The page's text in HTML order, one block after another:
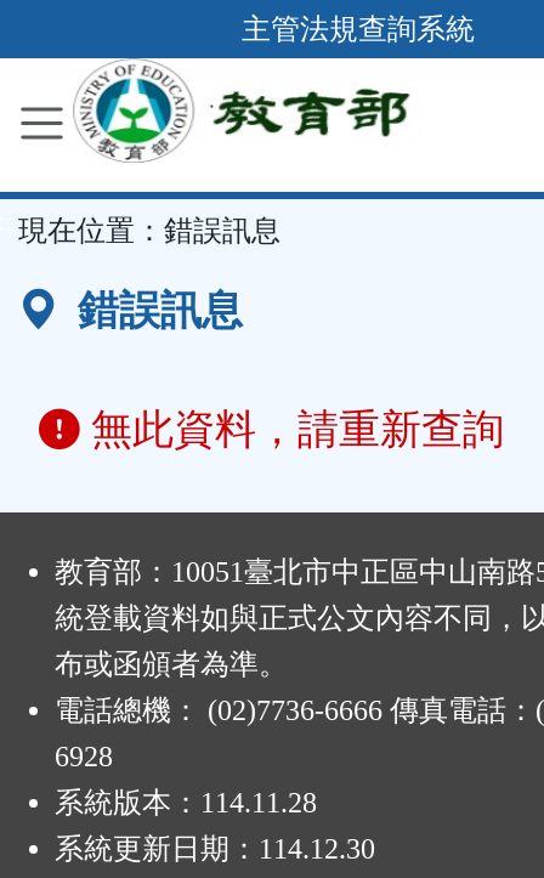
到
要
容
區
主管法規查詢系統
現在位置： 錯誤訊息
錯誤訊息
無此資料，請重新查詢
教育部：10051臺北市中正區中山南
統登載資料如與正式公文內容不同，
布或函頒者為準。
電話總機： (02)7736-6666 傳真電話：
6928
系統版本： 114.11.28
系統更新日期： 114.12.30